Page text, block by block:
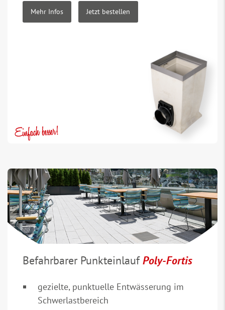
Mehr Infos Jetzt bestellen
Befahrbarer PunkteinlaufPoly-Fortis
gezielte, punktuelle Entwässerung im
Schwerlastbereich